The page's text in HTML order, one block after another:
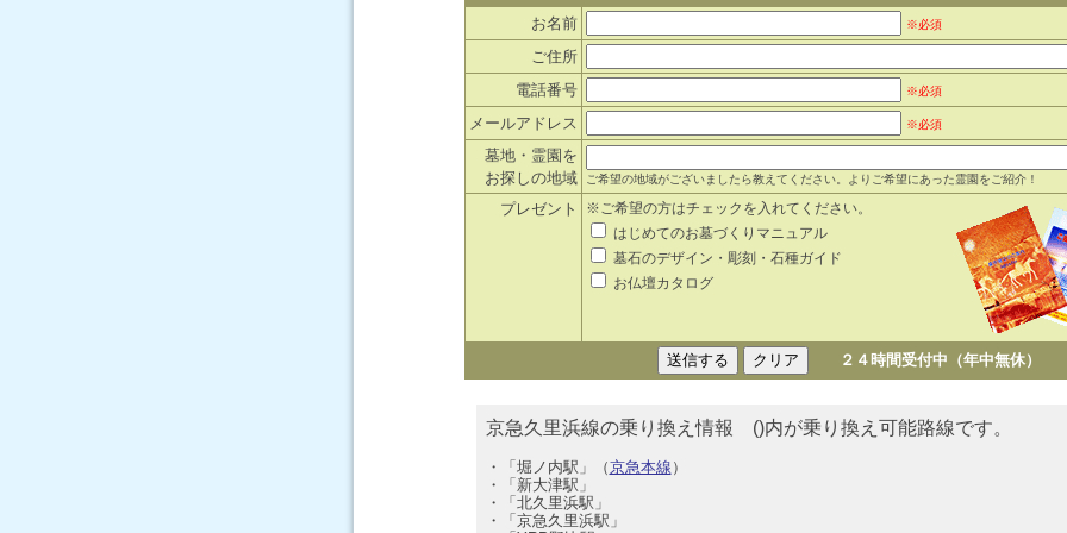
お名前
※必須
ご住所
電話番号
※必須
メールアドレス ※必須
墓地・霊園を
お探しの地域
ご希望の地域がございましたら教えてください。よりご希望にあった霊園をご紹介！
プレゼント
※ご希望の方はチェックを入れてください。
はじめてのお墓づくりマニュアル
墓石のデザイン・彫刻・石種ガイド
お仏壇カタログ
２４時間受付中（年中無休）
京急久里浜線の乗り換え情報 ()内が乗り換え可能路線です。
・「堀ノ内駅」（京急本線 ）
・「新大津駅」
・「北久里浜駅」
・「京急久里浜駅」